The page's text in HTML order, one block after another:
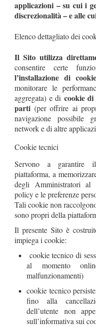
applicazioni – su cui i
discrezionalità – e alle
Elenco dettagliato dei
Il Sito utilizza
consentire certe
l’installazione di
monitorare le
aggregata) e di cookie
parti (per offrire ai
navigazione possibile
network e di altre
Cookie tecnici
Servono a garantire
piattaforma, a
degli Amministratori al
policy e le preferenze
Tali cookie non
sono propri della
Il presente Sito è
impiega i cookie:
cookie tecnico di
al momento
malfunzionamenti)
cookie tecnico
fino alla
dell’utente non
sull’informativa sui